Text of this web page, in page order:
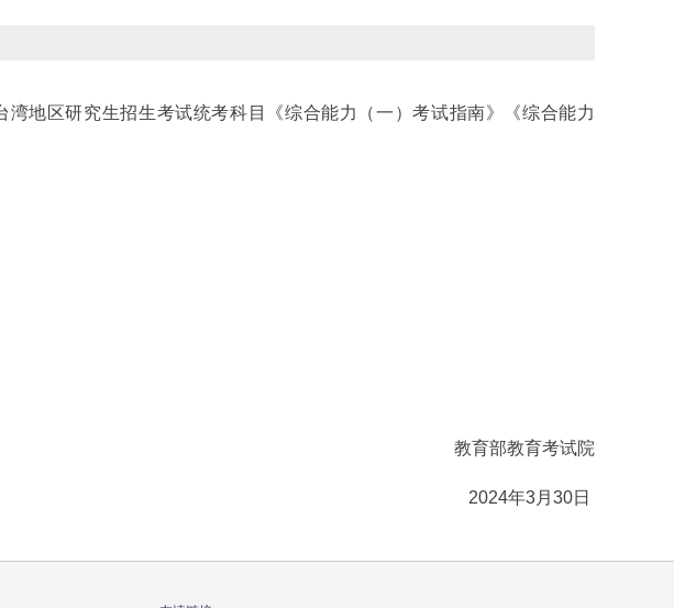
区研究生招生考试统考科目《综合能力（一）考试指南》《综合能力
教育部教育考试院
2024年3月30日